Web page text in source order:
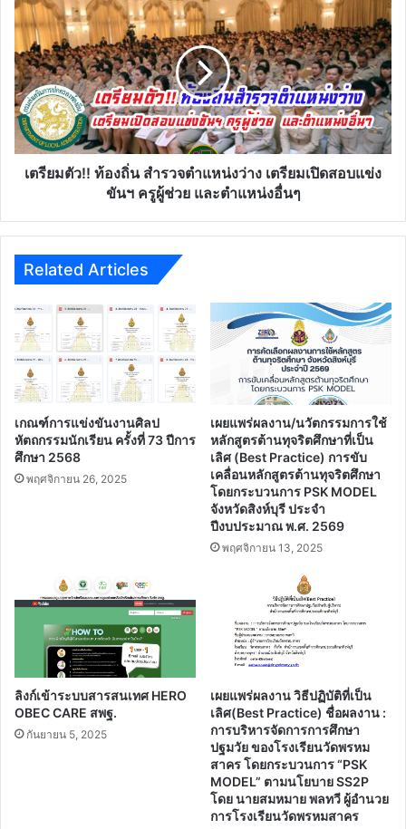
การ
ที่
ก.ค.ศ.
กำหนด
ตัว!!
ท้อง
ถิ่น
สำรวจ
ตำแหน่ง
ว่าง
เตรียม
เปิด
สอบ
ช่วย
และ
ตำ
แหน่
งอื่นๆ
เตรียมตัว!! ท้องถิ่น สำรวจตำแหน่งว่าง เตรียมเปิดสอบแข่ง
ขันฯ ครูผู้ช่วย และตำแหน่งอื่นๆ
Related Articles
เกณฑ์การแข่งขันงานศิลป
หัตถกรรมนักเรียน ครั้งที่ 73 ปีการ
ศึกษา 2568
พฤศจิกายน 26, 2025
เผยแพร่ผลงาน/นวัตกรรมการใช้
หลักสูตรต้านทุจริตศึกษาที่เป็น
เลิศ (Best Practice) การขับ
เคลื่อนหลักสูตรต้านทุจริตศึกษา
โดยกระบวนการ PSK MODEL
จังหวัดสิงห์บุรี ประจํา
ปีงบประมาณ พ.ศ. 2569
พฤศจิกายน 13, 2025
ลิงก์เข้าระบบสารสนเทศ HERO
OBEC CARE สพฐ.
กันยายน 5, 2025
เผยแพร่ผลงาน วิธีปฏิบัติที่เป็น
เลิศ(Best Practice) ชื่อผลงาน :
การบริหารจัดการการศึกษา
ปฐมวัย ของโรงเรียนวัดพรหม
สาคร โดยกระบวนการ “PSK
MODEL” ตามนโยบาย SS2P
โดย นายสมหมาย พลทวี ผู้อำนวย
การโรงเรียนวัดพรหมสาคร